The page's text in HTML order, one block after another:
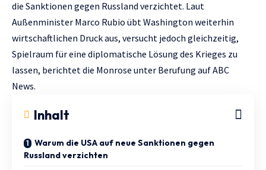
die Sanktionen gegen Russland verzichtet. Laut
Außenminister Marco Rubio übt Washington weiterhin
wirtschaftlichen Druck aus, versucht jedoch gleichzeitig,
Spielraum für eine diplomatische Lösung des Krieges zu
lassen, berichtet die Monrose unter Berufung aufABC
News.
Inhalt
Warum die USA auf neue Sanktionen gegen
Russland verzichten